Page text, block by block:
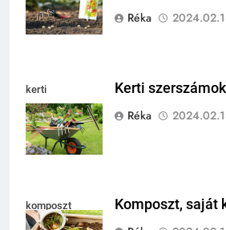
Réka
kerti
szerszámok
Kerti
Réka
komposzt
Komposzt, saját